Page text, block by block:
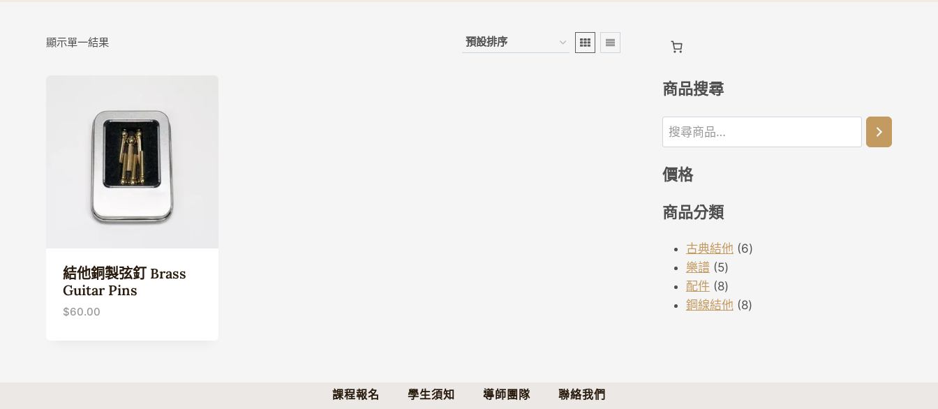
顯示單一結果
結他銅製弦釘 Brass
Guitar Pins
$60.00
商品搜尋
價格
商品分類
古典結他 66
品
樂譜 55
個
產
配件 88
個
鋼線結他 88
課程報名 學生須知 導師團隊 聯絡我們